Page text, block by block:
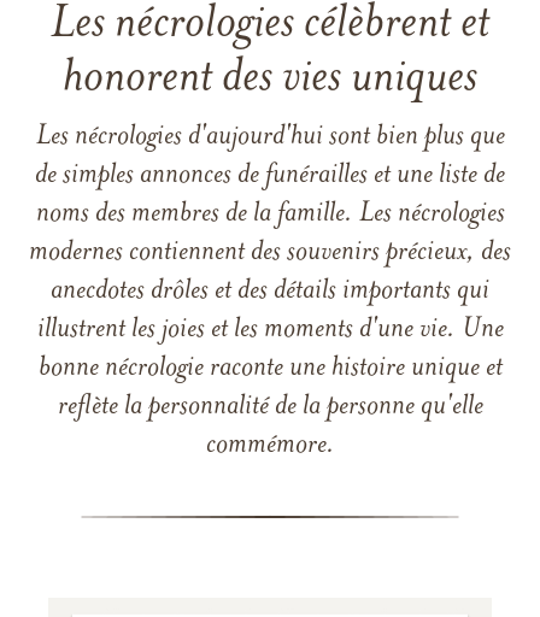
Les nécrologies célèbrent et
honorent des vies uniques
Les nécrologies d'aujourd'hui sont bien plus que
de simples annonces de funérailles et une liste de
noms des membres de la famille. Les nécrologies
modernes contiennent des souvenirs précieux, des
anecdotes drôles et des détails importants qui
illustrent les joies et les moments d'une vie. Une
bonne nécrologie raconte une histoire unique et
reflète la personnalité de la personne qu'elle
commémore.